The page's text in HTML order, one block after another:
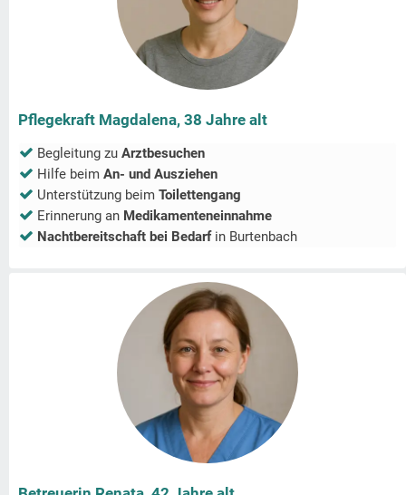
Pflegekraft Magdalena, 38 Jahre alt
Begleitung zu Arztbesuchen
Hilfe beim An- und Ausziehen
Unterstützung beim Toilettengang
Erinnerung an Medikamenteneinnahme
Nachtbereitschaft bei Bedarfin Burtenbach